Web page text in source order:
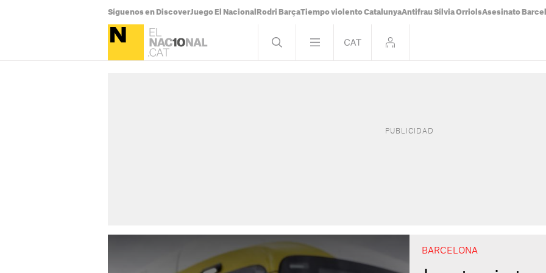
Síguenos en DiscoverJuego El Nacional Rodri BarçaTiempo violento CatalunyaAntifrau Sílvia OrriolsAsesinato
BARCELONA